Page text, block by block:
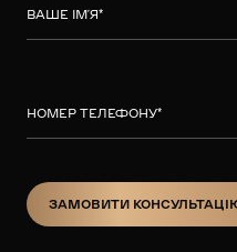
ВАШЕ ІМ’Я*
НОМЕР ТЕЛЕФОНУ*
ЗАМОВИТИ